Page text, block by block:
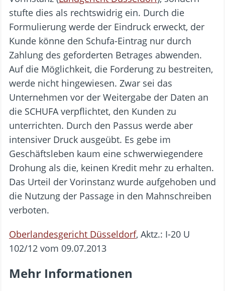
stufte dies als rechtswidrig ein. Durch die
Formulierung werde der Eindruck erweckt, der
Kunde könne den Schufa-Eintrag nur durch
Zahlung des geforderten Betrages abwenden.
Auf die Möglichkeit, die Forderung zu bestreiten,
werde nicht hingewiesen. Zwar sei das
Unternehmen vor der Weitergabe der Daten an
die SCHUFA verpflichtet, den Kunden zu
unterrichten. Durch den Passus werde aber
intensiver Druck ausgeübt. Es gebe im
Geschäftsleben kaum eine schwerwiegendere
Drohung als die, keinen Kredit mehr zu erhalten.
Das Urteil der Vorinstanz wurde aufgehoben und
die Nutzung der Passage in den Mahnschreiben
verboten.
Oberlandesgericht Düsseldorf, Aktz.: I-20 U
102/12 vom 09.07.2013
Mehr Informationen